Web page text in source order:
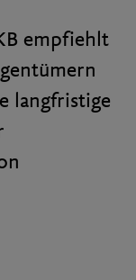
empfiehlt
langfristige